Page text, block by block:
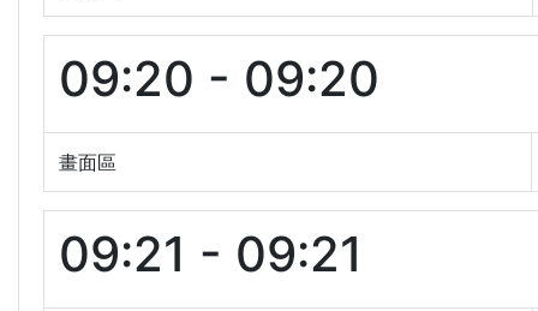
09:20 - 09:20
畫面區
09:21 - 09:21